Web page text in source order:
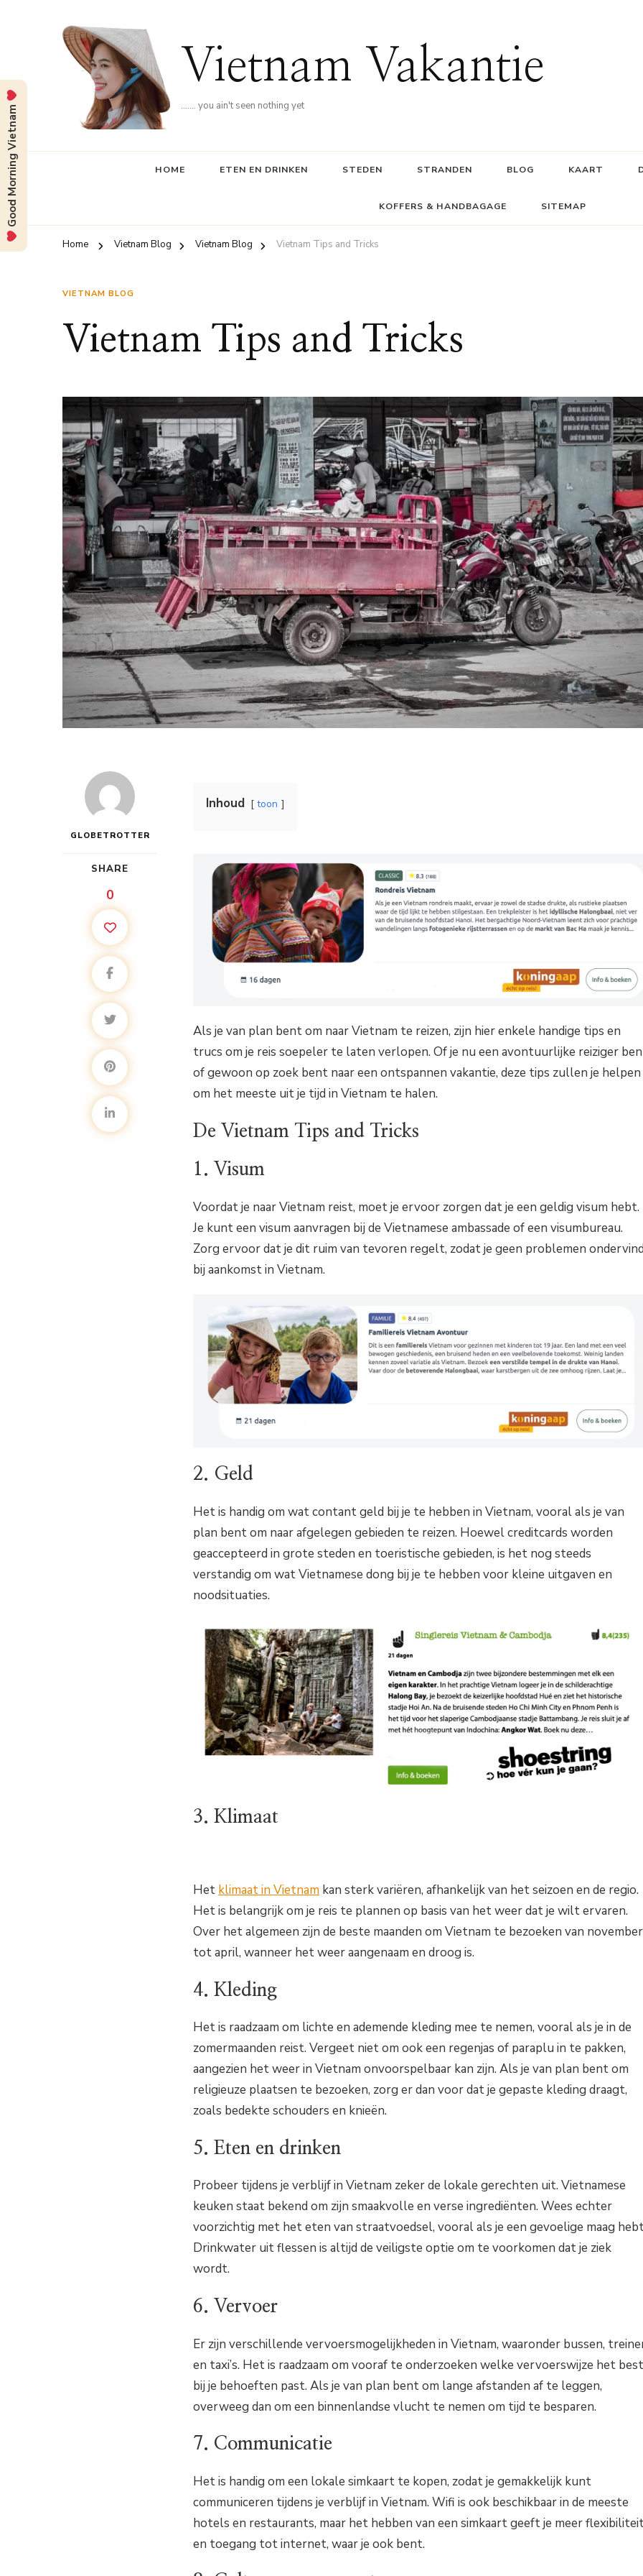
Vietnam Vakantie
……. you ain't seen nothing yet
HOME ETEN EN DRINKEN STEDEN STRANDEN BLOG KAART
KOFFERS & HANDBAGAGE SITEMAP
Home Vietnam Blog Vietnam Blog Vietnam Tips and Tricks
VIETNAM BLOG
Vietnam Tips and Tricks
GLOBETROTTER
SHARE
0
Inhoud toon
Als je van plan bent om naar Vietnam te reizen, zijn hier enkele handige tips en
trucs om je reis soepeler te laten verlopen. Of je nu een avontuurlijke reiziger
of gewoon op zoek bent naar een ontspannen vakantie, deze tips zullen je helpen
om het meeste uit je tijd in Vietnam te halen.
De Vietnam Tips and Tricks
1. Visum
Voordat je naar Vietnam reist, moet je ervoor zorgen dat je een geldig visum hebt.
Je kunt een visum aanvragen bij de Vietnamese ambassade of een visumbureau.
Zorg ervoor dat je dit ruim van tevoren regelt, zodat je geen problemen
bij aankomst in Vietnam.
2. Geld
Het is handig om wat contant geld bij je te hebben in Vietnam, vooral als je van
plan bent om naar afgelegen gebieden te reizen. Hoewel creditcards worden
geaccepteerd in grote steden en toeristische gebieden, is het nog steeds
verstandig om wat Vietnamese dong bij je te hebben voor kleine uitgaven en
noodsituaties.
3. Klimaat
Het klimaat in Vietnam kan sterk variëren, afhankelijk van het seizoen en de regio.
Het is belangrijk om je reis te plannen op basis van het weer dat je wilt ervaren.
Over het algemeen zijn de beste maanden om Vietnam te bezoeken van november
tot april, wanneer het weer aangenaam en droog is.
4. Kleding
Het is raadzaam om lichte en ademende kleding mee te nemen, vooral als je in de
zomermaanden reist. Vergeet niet om ook een regenjas of paraplu in te pakken,
aangezien het weer in Vietnam onvoorspelbaar kan zijn. Als je van plan bent om
religieuze plaatsen te bezoeken, zorg er dan voor dat je gepaste kleding draagt,
zoals bedekte schouders en knieën.
5. Eten en drinken
Probeer tijdens je verblijf in Vietnam zeker de lokale gerechten uit. Vietnamese
keuken staat bekend om zijn smaakvolle en verse ingrediënten. Wees echter
voorzichtig met het eten van straatvoedsel, vooral als je een gevoelige maag
Drinkwater uit flessen is altijd de veiligste optie om te voorkomen dat je ziek
wordt.
6. Vervoer
Er zijn verschillende vervoersmogelijkheden in Vietnam, waaronder bussen,
en taxi’s. Het is raadzaam om vooraf te onderzoeken welke vervoerswijze het
bij je behoeften past. Als je van plan bent om lange afstanden af te leggen,
overweeg dan om een binnenlandse vlucht te nemen om tijd te besparen.
7. Communicatie
Het is handig om een lokale simkaart te kopen, zodat je gemakkelijk kunt
communiceren tijdens je verblijf in Vietnam. Wifi is ook beschikbaar in de meeste
hotels en restaurants, maar het hebben van een simkaart geeft je meer
en toegang tot internet, waar je ook bent.
Good Morning Vietnam